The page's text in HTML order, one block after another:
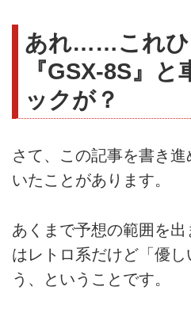
あれ……これひ
『GSX-8S』
ックが？
さて、この記事を書き
いたことがあります。
あくまで予想の範囲を出
はレトロ系だけど「優
う、ということです。